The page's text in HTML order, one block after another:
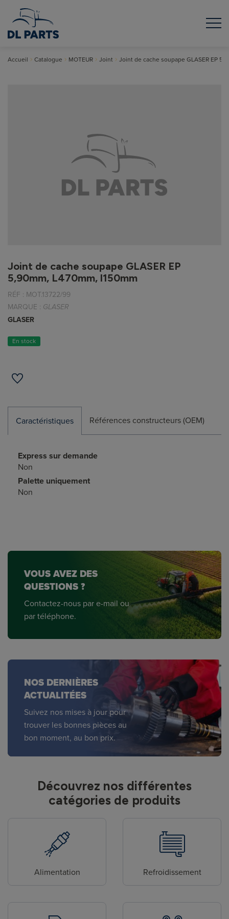
Accueil Catalogue MOTEUR Joint Joint de cache soupape GLASER EP
Joint de cache soupape GLASER EP
5,90mm, L470mm, l150mm
RÉF : MOT.13722/99
MARQUE : GLASER
GLASER
En stock
Caractéristiques Références constructeurs (OEM)
Express sur demande
Non
Palette uniquement
Non
VOUS AVEZ DES
QUESTIONS ?
Contactez-nous par e-mail ou
par téléphone.
NOS DERNIÈRES
ACTUALITÉES
Suivez nos mises à jour pour
trouver les bonnes pièces au
bon moment, au bon prix.
Découvrez nos différentes
catégories de produits
Alimentation Refroidissement